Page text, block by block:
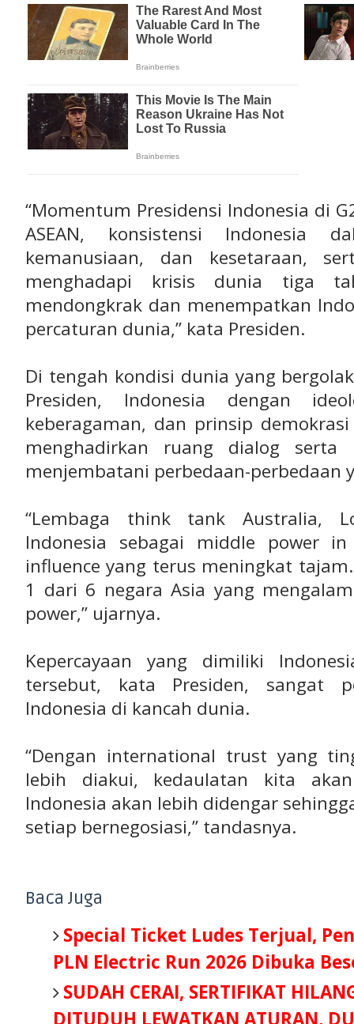
“Momentum Presidensi Indonesia di
ASEAN, konsistensi Indonesia
kemanusiaan, dan kesetaraan,
menghadapi krisis dunia tiga
mendongkrak dan menempatkan
percaturan dunia,” kata Presiden.
Di tengah kondisi dunia yang
Presiden, Indonesia dengan
keberagaman, dan prinsip
menghadirkan ruang dialog
menjembatani perbedaan-perbedaan
“Lembaga think tank Australia,
Indonesia sebagai middle power
influence yang terus meningkat
1 dari 6 negara Asia yang
power,” ujarnya.
Kepercayaan yang dimiliki
tersebut, kata Presiden, sangat
Indonesia di kancah dunia.
“Dengan international trust yang
lebih diakui, kedaulatan kita
Indonesia akan lebih didengar
setiap bernegosiasi,” tandasnya.
Baca Juga
Special Ticket Ludes Terjual,
PLN Electric Run 2026 Dibuka
SUDAH CERAI, SERTIFIKAT
DITUDUH LEWATKAN ATURAN,